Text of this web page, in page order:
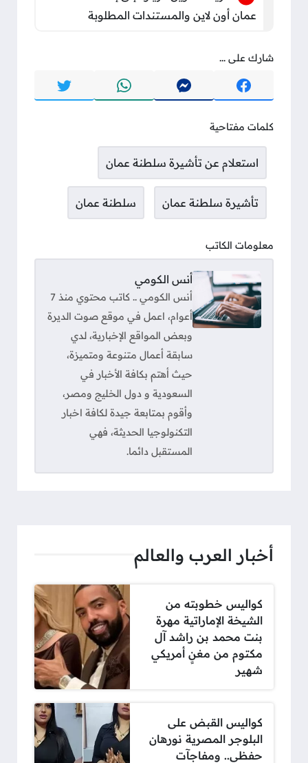
عمان أون لاين والمستندات المطلوبة
شارك على ...
كلمات مفتاحية
استعلام عن تأشيرة سلطنة عمان
تأشيرة سلطنة عمان سلطنة عمان
معلومات الكاتب
أنس الكومي
أنس الكومي .. كاتب محتوي منذ 7
أعوام، اعمل في موقع صوت الديرة
وبعض المواقع الإخبارية، لدي
سابقة أعمال متنوعة ومتميزة،
حيث أهتم بكافة الأخبار في
السعودية و دول الخليج ومصر،
وأقوم بمتابعة جيدة لكافة اخبار
التكنولوجيا الحديثة، فهي
المستقبل دائما.
أخبار العرب والعالم
كواليس خطوبته من
الشيخة الإماراتية مهرة
بنت محمد بن راشد آل
مكتوم من مغنٍ أمريكي
شهير
كواليس القبض على
البلوجر المصرية نورهان
حفظي.. ومفاجآت